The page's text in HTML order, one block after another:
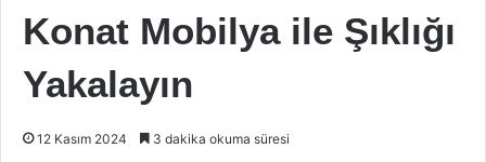
Konat Mobilya ile Şıklığı
Yakalayın
12 Kasım 2024 3 dakika okuma süresi